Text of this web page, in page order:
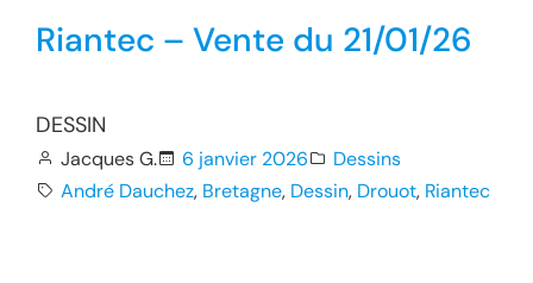
Riantec – Vente du 21/01/26
DESSIN
Jacques G. 6 janvier 2026
Dessins
André Dauchez, Bretagne, Dessin, Drouot, Riantec